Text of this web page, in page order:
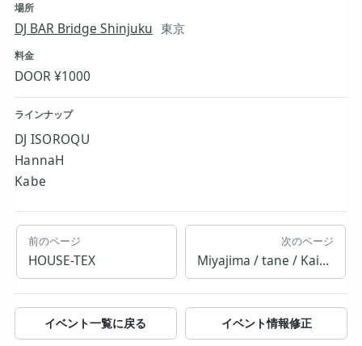
場所
DJ BAR Bridge Shinjuku 東京
料金
DOOR ¥1000
ラインナップ
DJ ISOROQU
HannaH
Kabe
前のページ
HOUSE-TEX
次のページ
Miyajima / tane / Kaishin Shimizu
イベント一覧に戻る イベント情報修正